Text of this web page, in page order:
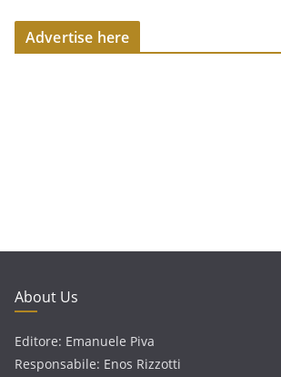
Advertise here
About Us
Editore: Emanuele Piva
Responsabile: Enos Rizzotti